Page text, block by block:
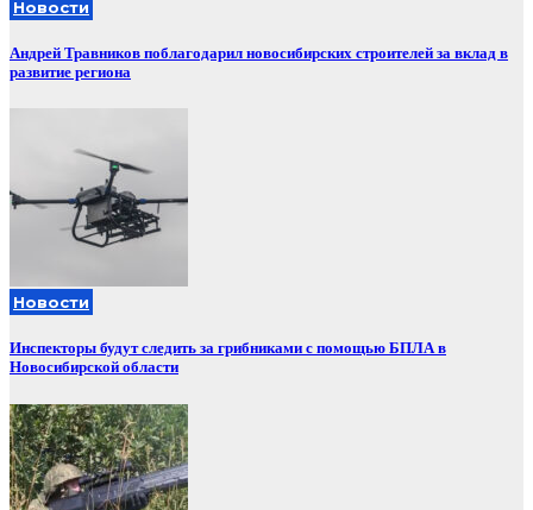
Новости
Андрей Травников поблагодарил новосибирских строителей за вклад в
развитие региона
Новости
Инспекторы будут следить за грибниками с помощью БПЛА в
Новосибирской области